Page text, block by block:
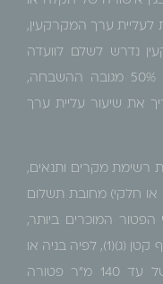
לעליית ערך המקרקעין,
נדרש לשלם לוועדה
המקומית, היטל השבחה בשיעור של 50% מגובה ההשבחה,
את שיעור עליית ערך
רשימת מקרים ותנאים,
או חלקי) מחובת תשלום
המוכרים ביותר,
נזכיר את הוראת הפטור הקבועה בסעיף קטן (ג)(1), לפיה בניה או
הרחבתה של דירת מגורים בשטח של עד 140 מ"ר פטורה